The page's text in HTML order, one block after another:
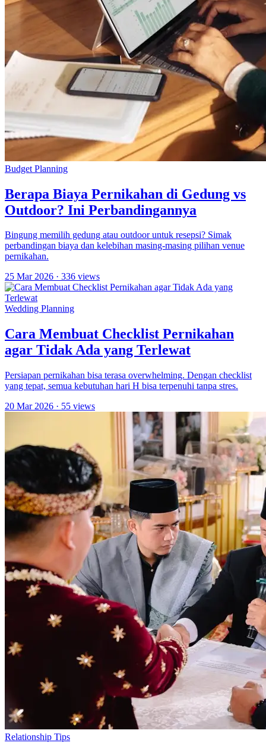
Budget Planning
Berapa Biaya Pernikahan di Gedung vs
Outdoor? Ini Perbandingannya
Bingung memilih gedung atau outdoor untuk resepsi? Simak
perbandingan biaya dan kelebihan masing-masing pilihan venue
pernikahan.
25 Mar 2026 · 336 views
Wedding Planning
Cara Membuat Checklist Pernikahan
agar Tidak Ada yang Terlewat
Persiapan pernikahan bisa terasa overwhelming. Dengan checklist
yang tepat, semua kebutuhan hari H bisa terpenuhi tanpa stres.
20 Mar 2026 · 55 views
Relationship Tips